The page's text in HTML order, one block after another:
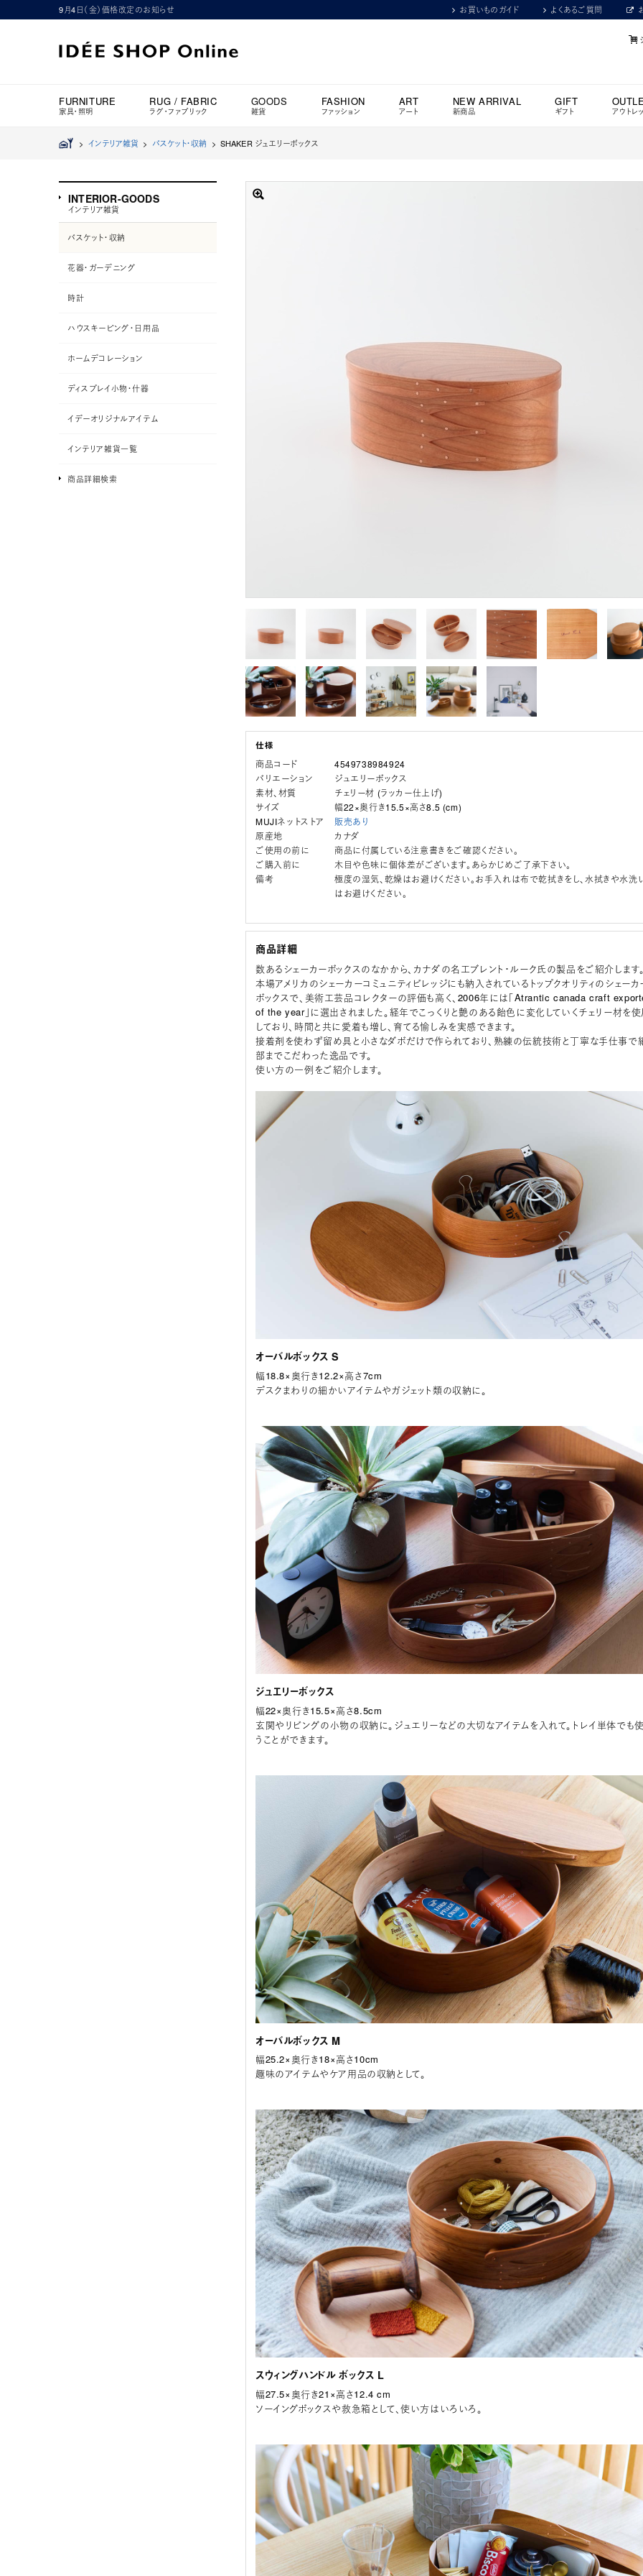
9月4日（金）価格改定のお知らせ お買いものガイド よくあるご質問
FURNITURE
家具・照明
RUG / FABRIC
ラグ・ファブリック
GOODS
雑貨
FASHION
ファッション
ART
アート
NEW ARRIVAL
新商品
GIFT
ギフト アウトレ
> インテリア雑貨 > バスケット・収納 >SHAKER ジュエリーボックス
商品コード
4549738984924
バリエーション
ジュエリーボックス
素材、材質
チェリー材 (ラッカー仕上げ)
サイズ
幅22×奥行き15.5×高さ8.5 (cm)
MUJIネットストア
販売あり
原産地
カナダ
ご使用の前に
商品に付属している注意書きをご確認ください。
ご購入前に
木目や色味に個体差がございます。あらかじめご了承下さい。
備考
極度の湿気、乾燥はお避けください。お手入れは布で乾拭きをし、水拭きや水洗
はお避けください。
商品詳細
数あるシェーカーボックスのなかから、カナダの名工ブレント・ルーク氏の製品をご紹介します
本場アメリカのシェーカーコミュニティビレッジにも納入されているトップクオリティのシェーカ
ボックスで、美術工芸品コレクターの評価も高く、2006年には「Atrantic canada craft
of the year」に選出されました。経年でこっくりと艶のある飴色に変化していくチェリー材を
しており、時間と共に愛着も増し、育てる愉しみを実感できます。
接着剤を使わず留め具と小さなダボだけで作られており、熟練の伝統技術と丁寧な手仕事で
部までこだわった逸品です。
使い方の一例をご紹介します。
オーバルボックス S
幅18.8×奥行き12.2×高さ7cm
デスクまわりの細かいアイテムやガジェット類の収納に。
ジュエリーボックス
幅22×奥行き15.5×高さ8.5cm
玄関やリビングの小物の収納に。ジュエリーなどの大切なアイテムを入れて。トレイ単体でも
うことができます。
オーバルボックス M
幅25.2×奥行き18×高さ10cm
趣味のアイテムやケア用品の収納として。
スウィングハンドル ボックス L
幅27.5×奥行き21×高さ12.4 cm
ソーイングボックスや救急箱として、使い方はいろいろ。
INTERIOR-GOODS
インテリア雑貨
バスケット・収納
花器・ガーデニング
時計
ハウスキーピング・日用品
ホームデコレーション
ディスプレイ小物・什器
イデーオリジナルアイテム
インテリア雑貨一覧
商品詳細検索